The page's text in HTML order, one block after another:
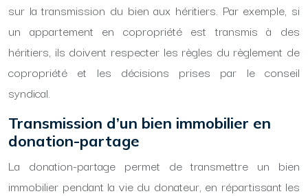
sur la transmission du bien aux héritiers. Par exemple, si
un appartement en copropriété est transmis à des
héritiers, ils doivent respecter les règles du règlement de
copropriété et les décisions prises par le conseil
syndical.
Transmission d’un bien immobilier en
donation-partage
La donation-partage permet de transmettre un bien
immobilier pendant la vie du donateur, en répartissant les